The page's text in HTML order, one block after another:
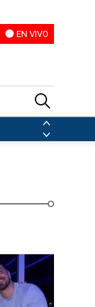
EN VIVO